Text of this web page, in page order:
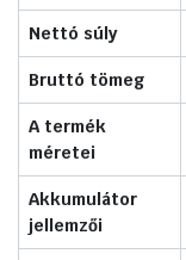
Nettó súly
Bruttó tömeg
A termék
méretei
Akkumulátor
jellemzői